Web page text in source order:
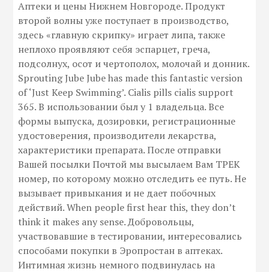
Аптеки и цены Нижнем Новгороде. Продукт
второй волны уже поступает в производство,
здесь «главную скрипку» играет липа, также
неплохо проявляют себя эспарцет, греча,
подсолнух, осот и чертополох, молочай и донник.
Sprouting Jube Jube has made this fantastic version
of ‘Just Keep Swimming’. Cialis pills cialis support
365. В использовании был у 1 владельца. Все
формы выпуска, дозировки, регистрационные
удостоверения, производители лекарства,
характеристики препарата. После отправки
Вашей посылки Почтой мы высылаем Вам ТРЕК
номер, по которому можно отследить ее путь. Не
вызывает привыкания и не дает побочных
действий. When people first hear this, they don’t
think it makes any sense. Добровольцы,
участвовавшие в тестировании, интересовались
способами покупки в Эропростан в аптеках.
Интимная жизнь немного подвинулась на